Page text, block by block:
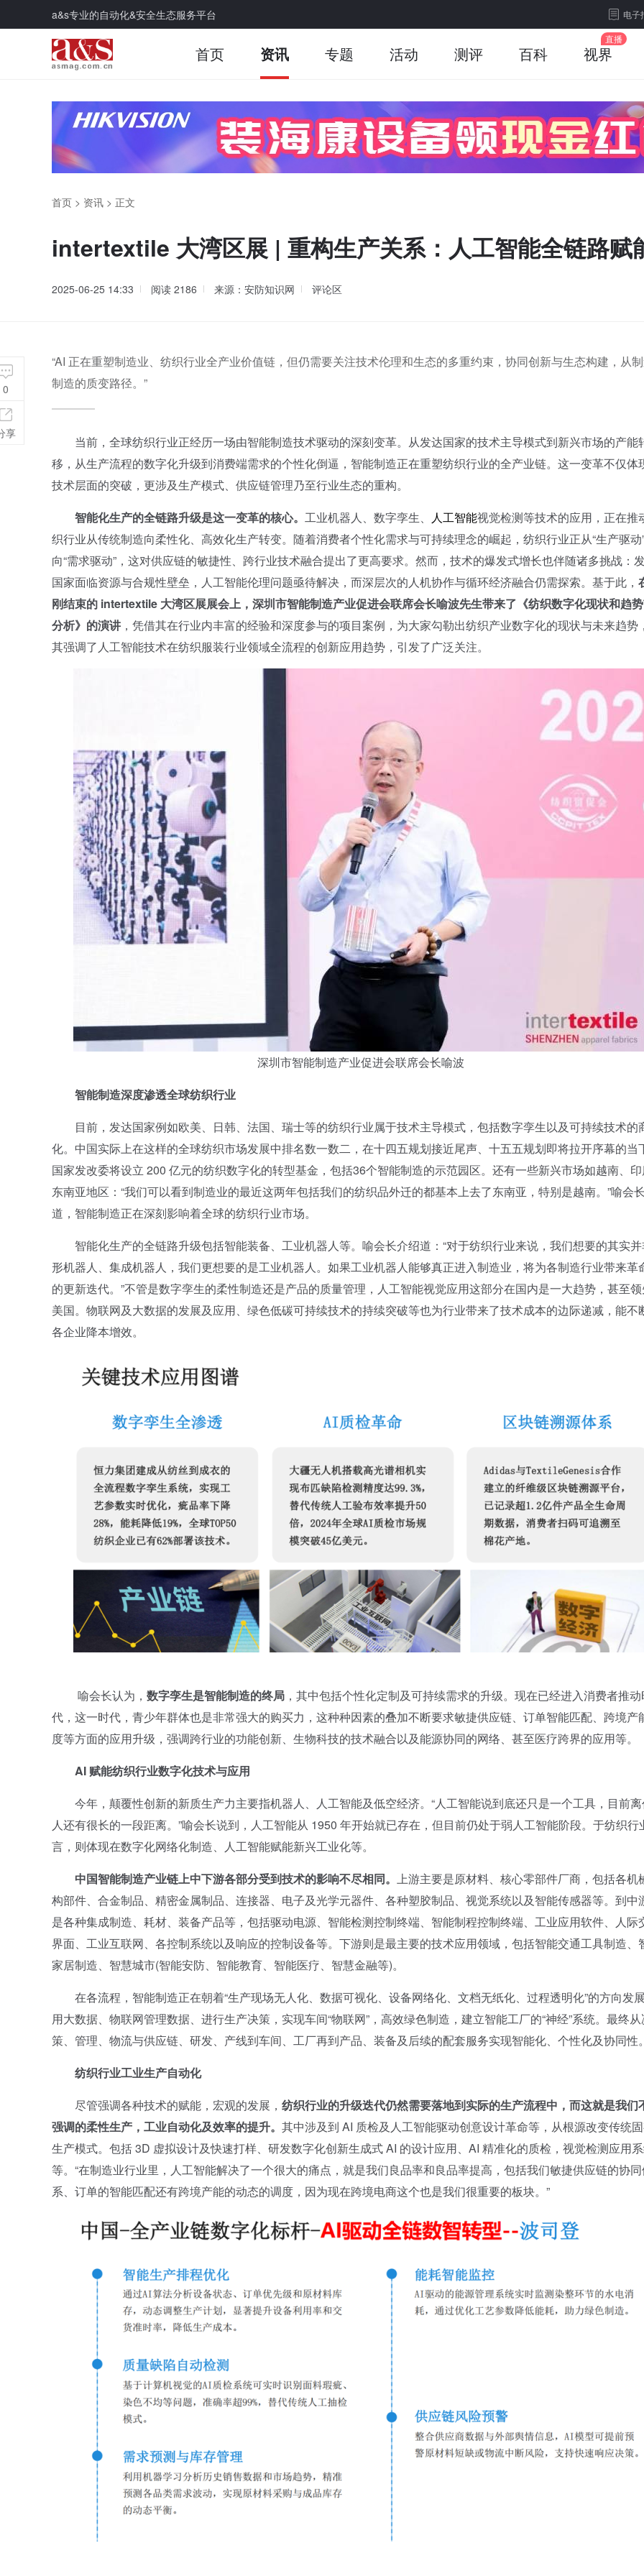
a&s专业的自动化&安全生态服务平台 电子
首页 资讯 专题 活动 测评 百科 视界
首页 > 资讯 > 正文
intertextile 大湾区展 | 重构生产关系：人工智能全链路赋
2025-06-25 14:33 阅读 2186 来源：安防知识网 评论区
“AI 正在重塑制造业、纺织行业全产业价值链，但仍需要关注技术伦理和生态的多重约束，协同创新与生态构建，从
制造的质变路径。”
当前，全球纺织行业正经历一场由智能制造技术驱动的深刻变革。从发达国家的技术主导模式到新兴市场的产能
移，从生产流程的数字化升级到消费端需求的个性化倒逼，智能制造正在重塑纺织行业的全产业链。这一变革不仅体
技术层面的突破，更涉及生产模式、供应链管理乃至行业生态的重构。
智能化生产的全链路升级是这一变革的核心。 工业机器人、数字孪生、 人工智能视觉检测等技术的应用，正在推
织行业从传统制造向柔性化、高效化生产转变。随着消费者个性化需求与可持续理念的崛起，纺织行业正从“生产驱动
向“需求驱动”，这对供应链的敏捷性、跨行业技术融合提出了更高要求。然而，技术的爆发式增长也伴随诸多挑战：
国家面临资源与合规性壁垒，人工智能伦理问题亟待解决，而深层次的人机协作与循环经济融合仍需探索。基于此，
刚结束的 intertextile 大湾区展展会上，深圳市智能制造产业促进会联席会长喻波先生带来了《纺织数字化现状和趋
分析》的演讲 ，凭借其在行业内丰富的经验和深度参与的项目案例，为大家勾勒出纺织产业数字化的现状与未来趋势
其强调了人工智能技术在纺织服装行业领域全流程的创新应用趋势，引发了广泛关注。
深圳市智能制造产业促进会联席会长喻波
智能制造深度渗透全球纺织行业
目前，发达国家例如欧美、日韩、法国、瑞士等的纺织行业属于技术主导模式，包括数字孪生以及可持续技术的
化。中国实际上在这样的全球纺织市场发展中排名数一数二，在十四五规划接近尾声、十五五规划即将拉开序幕的当
国家发改委将设立 200 亿元的纺织数字化的转型基金，包括36个智能制造的示范园区。还有一些新兴市场如越南、
东南亚地区：“我们可以看到制造业的最近这两年包括我们的纺织品外迁的都基本上去了东南亚，特别是越南。”喻会
道，智能制造正在深刻影响着全球的纺织行业市场。
智能化生产的全链路升级包括智能装备、工业机器人等。喻会长介绍道：“对于纺织行业来说，我们想要的其实并
形机器人、集成机器人，我们更想要的是工业机器人。如果工业机器人能够真正进入制造业，将为各制造行业带来革
的更新迭代。”不管是数字孪生的柔性制造还是产品的质量管理，人工智能视觉应用这部分在国内是一大趋势，甚至
美国。物联网及大数据的发展及应用、绿色低碳可持续技术的持续突破等也为行业带来了技术成本的边际递减，能不
各企业降本增效。
喻会长认为， 数字孪生是智能制造的终局 ，其中包括个性化定制及可持续需求的升级。现在已经进入消费者推
代，这一时代，青少年群体也是非常强大的购买力，这种种因素的叠加不断要求敏捷供应链、订单智能匹配、跨境产
度等方面的应用升级，强调跨行业的功能创新、生物科技的技术融合以及能源协同的网络、甚至医疗跨界的应用等。
AI 赋能纺织行业数字化技术与应用
今年，颠覆性创新的新质生产力主要指机器人、人工智能及低空经济。“人工智能说到底还只是一个工具，目前
人还有很长的一段距离。”喻会长说到，人工智能从 1950 年开始就已存在，但目前仍处于弱人工智能阶段。于纺织行
言，则体现在数字化网络化制造、人工智能赋能新兴工业化等。
中国智能制造产业链上中下游各部分受到技术的影响不尽相同。 上游主要是原材料、核心零部件厂商，包括各机
构部件、合金制品、精密金属制品、连接器、电子及光学元器件、各种塑胶制品、视觉系统以及智能传感器等。到中
是各种集成制造、耗材、装备产品等，包括驱动电源、智能检测控制终端、智能制程控制终端、工业应用软件、人际
界面、工业互联网、各控制系统以及响应的控制设备等。下游则是最主要的技术应用领域，包括智能交通工具制造、
家居制造、智慧城市(智能安防、智能教育、智能医疗、智慧金融等)。
在各流程，智能制造正在朝着“生产现场无人化、数据可视化、设备网络化、文档无纸化、过程透明化”的方向发
用大数据、物联网管理数据、进行生产决策，实现车间“物联网”，高效绿色制造，建立智能工厂的“神经”系统。最终
策、管理、物流与供应链、研发、产线到车间、工厂再到产品、装备及后续的配套服务实现智能化、个性化及协同性。
纺织行业工业生产自动化
尽管强调各种技术的赋能，宏观的发展， 纺织行业的升级迭代仍然需要落地到实际的生产流程中，而这就是我们
强调的柔性生产，工业自动化及效率的提升。 其中涉及到 AI 质检及人工智能驱动创意设计革命等，从根源改变传统
生产模式。包括 3D 虚拟设计及快速打样、研发数字化创新生成式 AI 的设计应用、AI 精准化的质检，视觉检测应用
等。“在制造业行业里，人工智能解决了一个很大的痛点，就是我们良品率和良品率提高，包括我们敏捷供应链的协
系、订单的智能匹配还有跨境产能的动态的调度，因为现在跨境电商这个也是我们很重要的板块。”
0
享